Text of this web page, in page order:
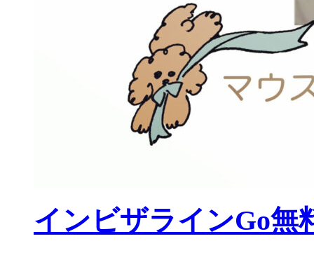
インビザラインGo無